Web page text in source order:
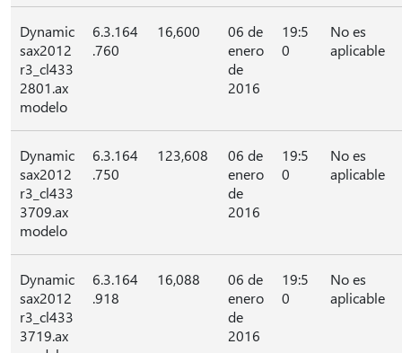
Dynamic
sax2012
r3_cl433
2801.ax
modelo
6.3.164
.760
16,600
06 de
enero
de
2016
19:5
0
No es
aplicable
Dynamic
sax2012
r3_cl433
3709.ax
modelo
6.3.164
.750
123,608
06 de
enero
de
2016
19:5
0
No es
aplicable
Dynamic
sax2012
r3_cl433
3719.ax
6.3.164
.918
16,088
06 de
enero
de
2016
19:5
0
No es
aplicable